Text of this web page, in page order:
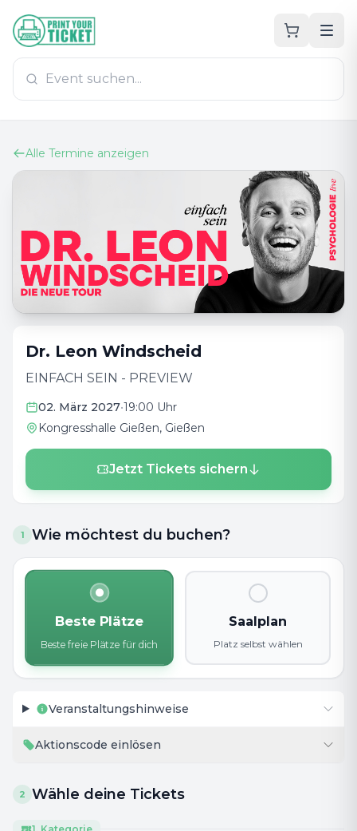
Zum Hauptinhalt
PrintYourTicket
Alle Termine anzeigen
Dr. Leon Windscheid
EINFACH SEIN - PREVIEW
02. März 2027•19:00 Uhr
Kongresshalle Gießen, Gießen
Jetzt Tickets sichern
1 Wie möchtest du buchen?
Beste Plätze
Beste freie Plätze für dich
Saalplan
Platz selbst wählen
Veranstaltungshinweise
Aktionscode einlösen
2 Wähle deine Tickets